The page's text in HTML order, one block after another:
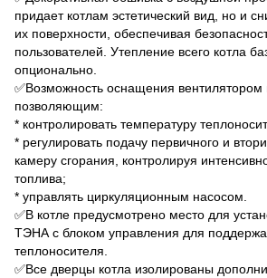
придает котлам эстетический вид, но и
их поверхности, обеспечивая
пользователей. Утепление всего котла
опционально.
✅Возможность оснащения вентилятором
позволяющим:
* контролировать температуру
* регулировать подачу первичного и
камеру сгорания, контролируя
топлива;
* управлять циркуляционным насосом.
✅В котле предусмотрено место для
ТЭНА с блоком управления для
теплоносителя.
✅Все дверцы котла изолированы